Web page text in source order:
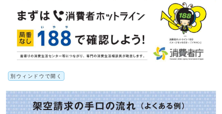
別ウィンドウで開く